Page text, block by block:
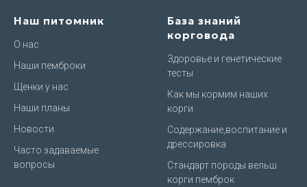
Наш питомник
О нас
Наши пемброки
Щенки у нас
Наши планы
Новости
Часто задаваемые
вопросы
База знаний
корговода
Здоровье и генетические
тесты
Как мы кормим наших
корги
Содержание,воспитание и
дрессировка
Стандарт породы вельш
корги пемброк